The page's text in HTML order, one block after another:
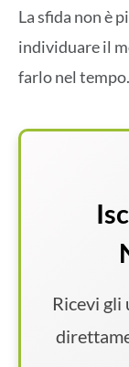
La sfida non è
individuare il
farlo nel tempo.
Ricevi